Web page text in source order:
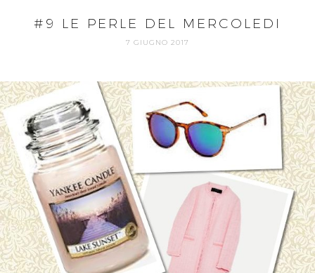
#9 LE PERLE DEL MERCOLEDI
7 GIUGNO 2017